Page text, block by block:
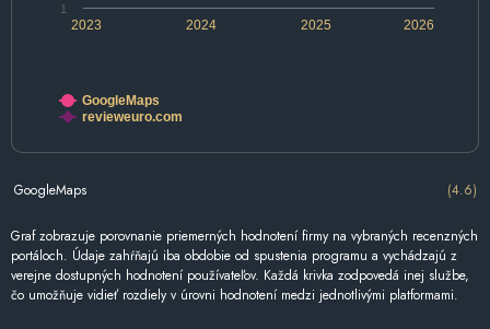
2024 2026
2023 2025
1
GoogleMaps
revieweuro.com
GoogleMaps (4.6)
Graf zobrazuje porovnanie priemerných hodnotení firmy na vybraných recenzných
portáloch. Údaje zahŕňajú iba obdobie od spustenia programu a vychádzajú z
verejne dostupných hodnotení používateľov. Každá krivka zodpovedá inej službe,
čo umožňuje vidieť rozdiely v úrovni hodnotení medzi jednotlivými platformami.